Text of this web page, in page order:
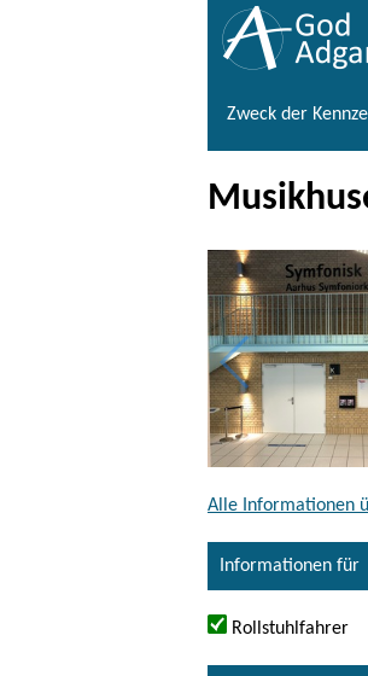
Zweck der
Alle Informationen
Informationen für
Rollstuhlfahrer